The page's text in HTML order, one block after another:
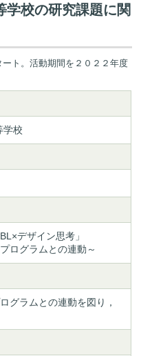
学校の研究課題に関
ト。活動期間を２０２２年度
学校
デザイン思考」
ログラムとの連動～
グラムとの連動を図り，